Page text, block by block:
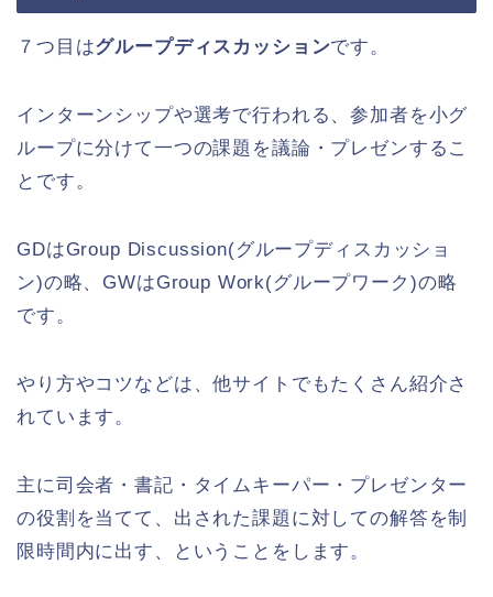
７つ目はグループディスカッションです。
インターンシップや選考で行われる、参加者を小グ
ループに分けて一つの課題を議論・プレゼンするこ
とです。
GDはGroup Discussion(グループディスカッショ
ン)の略、GWはGroup Work(グループワーク)の略
です。
やり方やコツなどは、他サイトでもたくさん紹介さ
れています。
主に司会者・書記・タイムキーパー・プレゼンター
の役割を当てて、出された課題に対しての解答を制
限時間内に出す、ということをします。